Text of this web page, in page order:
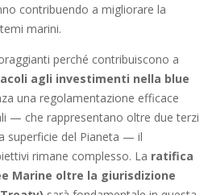
contribuendo a migliorare la
marini.
perché contribuiscono a
agli investimenti nella blue
una regolamentazione efficace
— che rappresentano oltre due terzi
superficie del Pianeta — il
rimane complesso. La ratifica
Marine oltre la giurisdizione